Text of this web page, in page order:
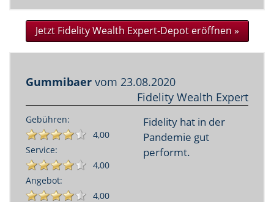
Jetzt Fidelity Wealth Expert-Depot eröffnen »
Gummibaer vom 23.08.2020
Fidelity Wealth Expert
Gebühren:
4,00
Service:
4,00
Angebot:
4,00
Fidelity hat in der
Pandemie gut
performt.